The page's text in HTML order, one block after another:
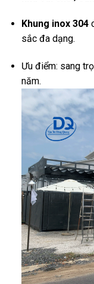
Khung inox 304
sắc đa dạng.
Ưu điểm: sang
năm.